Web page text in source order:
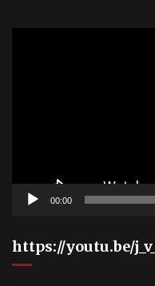
00:00
https://youtu.be/